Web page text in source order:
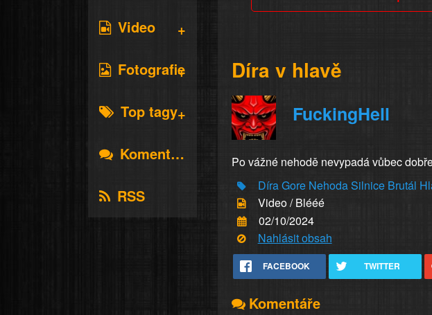
Video
Fotografie
Top tagy
Komentáře
RSS
Díra v hlavě
FuckingHell
Po vážné nehodě nevypadá vůbec
DíraGore NehodaSilnice Brutál
Video / Blééé
02/10/2024
Nahlásit obsah
FACEBOOK TWITTER
Komentáře